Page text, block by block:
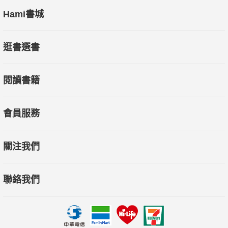
Hami書城
逛書選書
閱讀書籍
會員服務
關注我們
聯絡我們